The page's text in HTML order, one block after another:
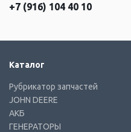
+7 (916) 104 40 10
Каталог
Рубрикатор запчастей
JOHN DEERE
АКБ
ГЕНЕРАТОРЫ